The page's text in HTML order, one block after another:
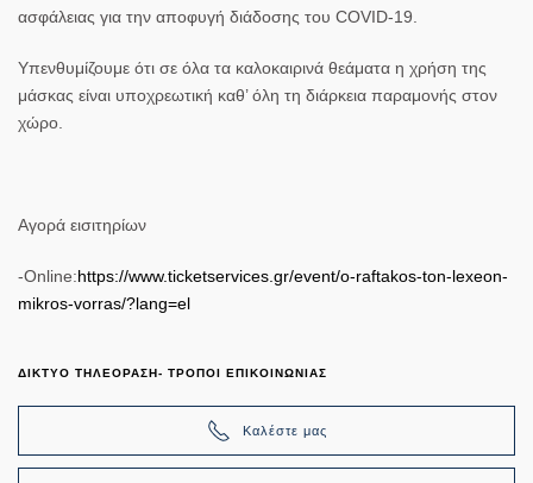
ασφάλειας για την αποφυγή διάδοσης του COVID-19.
Υπενθυμίζουμε ότι σε όλα τα καλοκαιρινά θεάματα η χρήση της
μάσκας είναι υποχρεωτική καθ’ όλη τη διάρκεια παραμονής στον
χώρο.
Αγορά εισιτηρίων
-Online:https://www.ticketservices.gr/event/o-raftakos-ton-lexeon-
mikros-vorras/?lang=el
ΔΙΚΤΥΟ ΤΗΛΕΟΡΑΣΗ- ΤΡΟΠΟΙ ΕΠΙΚΟΙΝΩΝΙΑΣ
Καλέστε μας